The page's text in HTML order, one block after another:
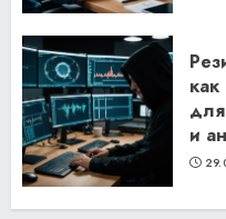
как
и